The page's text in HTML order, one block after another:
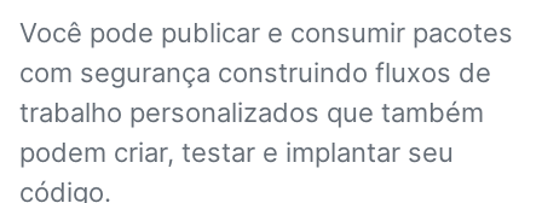
Você pode publicar e consumir pacotes
com segurança construindo fluxos de
trabalho personalizados que também
podem criar, testar e implantar seu
código.